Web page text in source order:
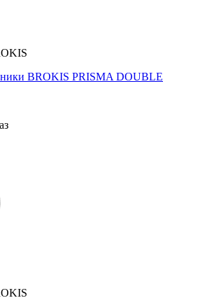
BROKIS PRISMA DOUBLE